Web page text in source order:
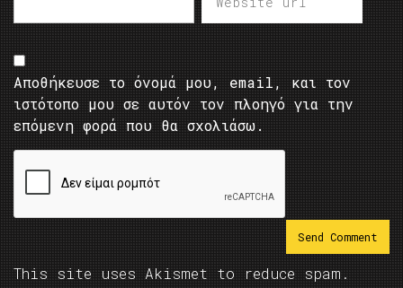
Αποθήκευσε το όνομά μου, email, και τον
ιστότοπο μου σε αυτόν τον πλοηγό για την
επόμενη φορά που θα σχολιάσω.
This site uses Akismet to reduce spam.